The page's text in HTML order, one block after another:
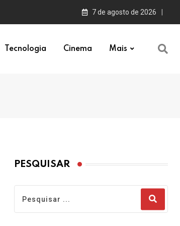
7 de agosto de 2026
Tecnologia Cinema Mais
PESQUISAR